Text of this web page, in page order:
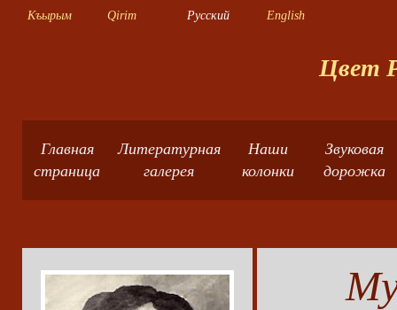
Къырым Qirim Русский English
Цвет
Главная
страница
Литературная
галерея
Наши
колонки
Звуковая
дорожка